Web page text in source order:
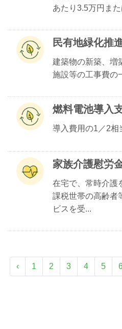
あたり3.5万円ま
民有地緑化推
建築物の新築、増
施設等の工事費の
燃料電池導入
導入費用の1／2相
家族介護慰労
在宅で、常時介護
課税世帯の高齢者
ビスを受...
‹ 1 2 3 4 5